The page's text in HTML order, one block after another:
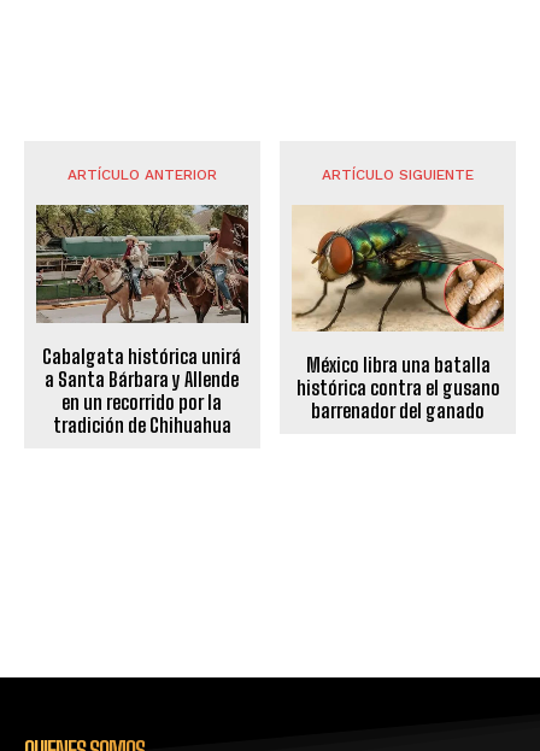
ARTÍCULO ANTERIOR
Cabalgata histórica unirá
a Santa Bárbara y Allende
en un recorrido por la
tradición de Chihuahua
ARTÍCULO SIGUIENTE
México libra una batalla
histórica contra el gusano
barrenador del ganado